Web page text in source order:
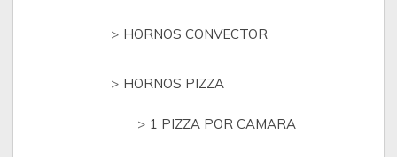
HORNOS CONVECTOR
HORNOS PIZZA
1 PIZZA POR CAMARA